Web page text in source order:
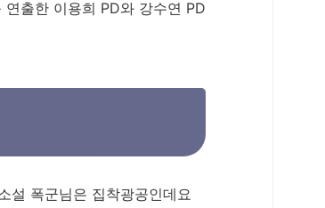
출한 이용희 PD와 강수연 PD
설 폭군님은 집착광공인데요